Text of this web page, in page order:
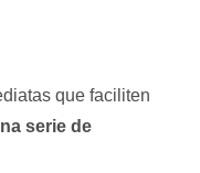
que faciliten
serie de